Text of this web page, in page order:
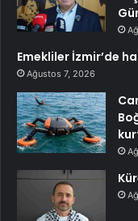
Emekliler İzmir’de
Ağustos 7, 2026